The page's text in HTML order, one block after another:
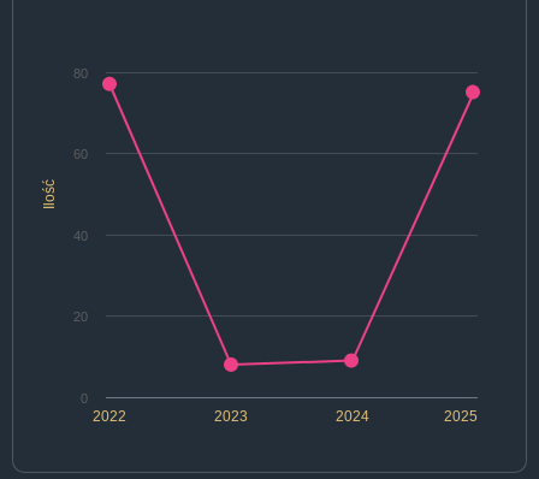
Ilość
2022 2024
2023 2025
0
20
40
60
80